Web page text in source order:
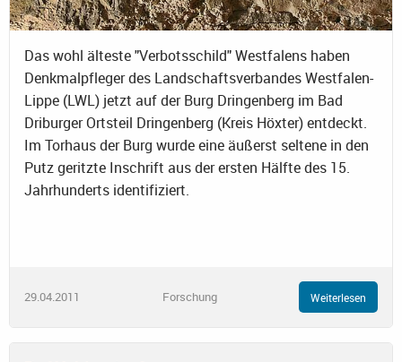
Das wohl älteste "Verbotsschild" Westfalens haben
Denkmalpfleger des Landschaftsverbandes Westfalen-
Lippe (LWL) jetzt auf der Burg Dringenberg im Bad
Driburger Ortsteil Dringenberg (Kreis Höxter) entdeckt.
Im Torhaus der Burg wurde eine äußerst seltene in den
Putz geritzte Inschrift aus der ersten Hälfte des 15.
Jahrhunderts identifiziert.
29.04.2011 Forschung Weiterlesen